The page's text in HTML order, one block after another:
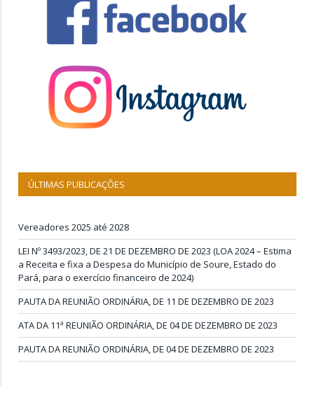
ÚLTIMAS PUBLICAÇÕES
Vereadores 2025 até 2028
LEI Nº 3493/2023, DE 21 DE DEZEMBRO DE 2023 (LOA 2024 – Estima
a Receita e fixa a Despesa do Município de Soure, Estado do
Pará, para o exercício financeiro de 2024)
PAUTA DA REUNIÃO ORDINÁRIA, DE 11 DE DEZEMBRO DE 2023
ATA DA 11ª REUNIÃO ORDINÁRIA, DE 04 DE DEZEMBRO DE 2023
PAUTA DA REUNIÃO ORDINÁRIA, DE 04 DE DEZEMBRO DE 2023